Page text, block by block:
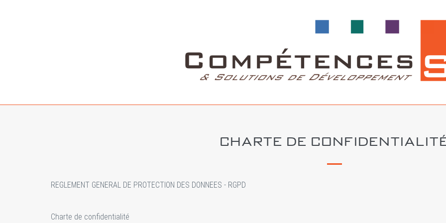
CHARTE DE
REGLEMENT GENERAL DE PROTECTION DES DONNEES - RGPD
Charte de confidentialité